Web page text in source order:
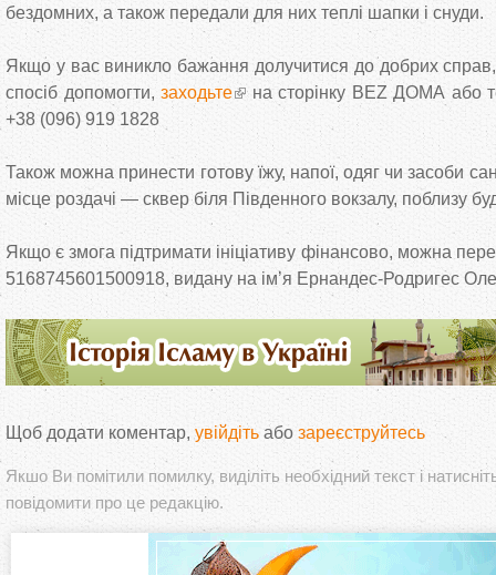
бездомних, а також передали для них теплі шапки і снуди.
Якщо у вас виникло бажання долучитися до добрих
спосіб допомогти, заходьте
на сторінку BEZ ДОМА або
+38 (096) 919 1828
Також можна принести готову їжу, напої, одяг чи засоби
місце роздачі — сквер біля Південного вокзалу, поблизу
Якщо є змога підтримати ініціативу фінансово, можна
5168745601500918, видану на ім’я Ернандес-Родригес
Щоб додати коментар, увійдіть або зареєструйтесь
Якшо Ви помітили помилку, виділіть необхідний текст і
повідомити про це редакцію.